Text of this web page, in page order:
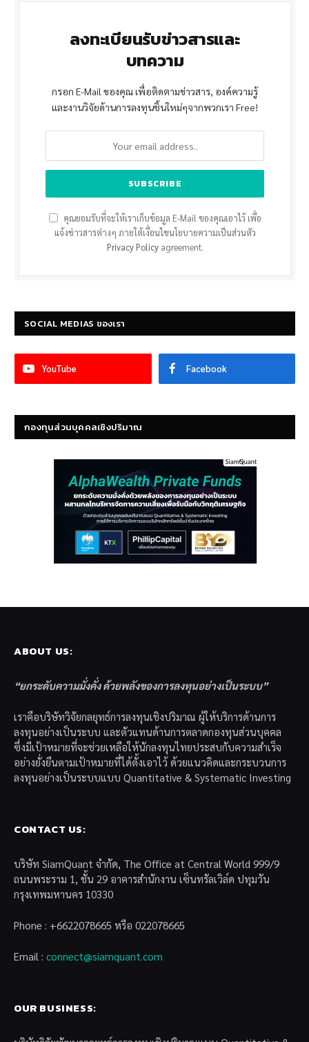
ลงทะเบียนรับข่าวสารและ
บทความ
กรอก E-Mail ของคุณ เพื่อติดตามข่าวสาร, องค์ความรู้
และงานวิจัยด้านการลงทุนชิ้นใหม่ๆจากพวกเรา Free!
คุณยอมรับที่จะให้เราเก็บข้อมูล E-Mail ของคุณเอาไว้ เพื่อ
แจ้งข่าวสารต่างๆ ภายใต้เงื่อนไขนโยบายความเป็นส่วนตัว
Privacy Policyagreement.
SOCIAL MEDIAS ของเรา
YouTube Facebook
กองทุนส่วนบุคคลเชิงปริมาณ
ABOUT US:
“ยกระดับความมั่งคั่ง ด้วยพลังของการลงทุนอย่างเป็นระบบ”
เราคือบริษัทวิจัยกลยุทธ์การลงทุนเชิงปริมาณ ผู้ให้บริการด้านการ
ลงทุนอย่างเป็นระบบ และตัวแทนด้านการตลาดกองทุนส่วนบุคคล
ซึ่งมีเป้าหมายที่จะช่วยเหลือให้นักลงทุนไทยประสบกับความสำเร็จ
อย่างยั่งยืนตามเป้าหมายที่ได้ตั้งเอาไว้ ด้วยแนวคิดและกระบวนการ
ลงทุนอย่างเป็นระบบแบบ Quantitative & Systematic Investing
CONTACT US:
บริษัท SiamQuant จำกัด, The Office at Central World 999/9
ถนนพระราม 1, ชั้น 29 อาคารสำนักงาน เซ็นทรัลเวิล์ด ปทุมวัน
กรุงเทพมหานคร 10330
Phone : +6622078665 หรือ 022078665
Email : connect@siamquant.com
OUR BUSINESS: